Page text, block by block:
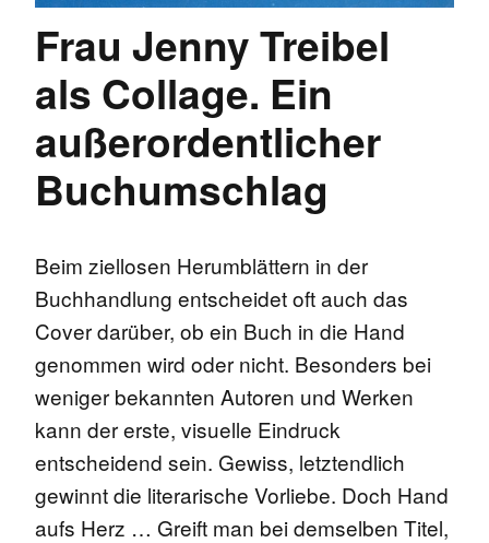
Frau Jenny Treibel
als Collage. Ein
außerordentlicher
Buchumschlag
Beim ziellosen Herumblättern in der
Buchhandlung entscheidet oft auch das
Cover darüber, ob ein Buch in die Hand
genommen wird oder nicht. Besonders bei
weniger bekannten Autoren und Werken
kann der erste, visuelle Eindruck
entscheidend sein. Gewiss, letztendlich
gewinnt die literarische Vorliebe. Doch Hand
aufs Herz … Greift man bei demselben Titel,